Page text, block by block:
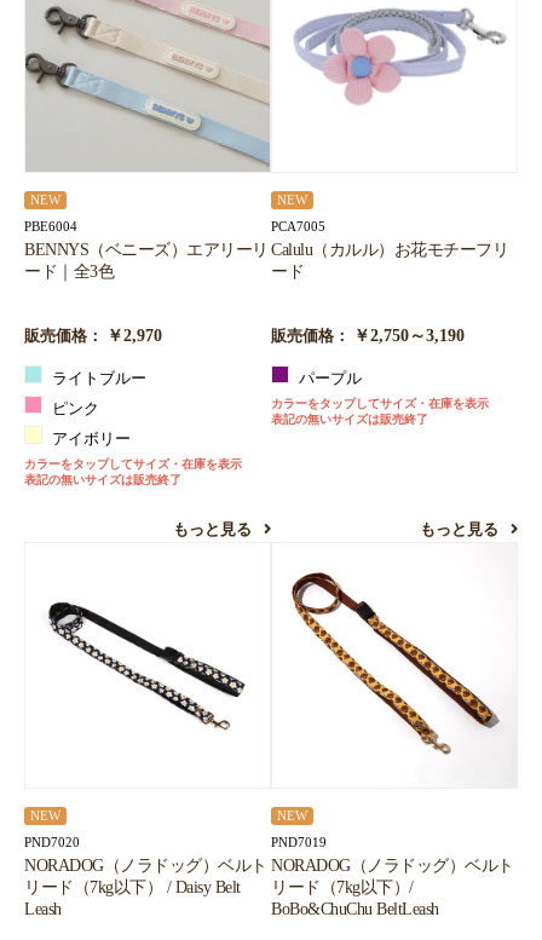
NEW
PBE6004
BENNYS（ベニーズ）エアリーリ
ード｜全3色
販売価格： ￥2,970
ライトブルー
ピンク
アイボリー
カラーをタップしてサイズ・在庫を表示
表記の無いサイズは販売終了
もっと見る
NEW
PCA7005
Calulu（カルル）お花モチーフリ
ード
販売価格： ￥2,750～3,190
パープル
カラーをタップしてサイズ・在庫を表示
表記の無いサイズは販売終了
もっと見る
NEW
PND7020
NORADOG（ノラドッグ）ベルト
リード（7kg以下） / Daisy Belt
Leash
NEW
PND7019
NORADOG（ノラドッグ）ベルト
リード（7kg以下）/
BoBo&ChuChu BeltLeash